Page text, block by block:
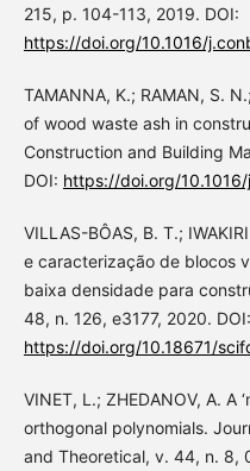
215, p. 104-113, 2019. DOI:
https://doi.org/10.1016/
TAMANNA, K.; RAMAN, S.
of wood waste ash in
Construction and Building
DOI: https://doi.org/
VILLAS-BÔAS, B. T.;
e caracterização de blocos
baixa densidade para
48, n. 126, e3177, 2020. DOI:
https://doi.org/10.18671/
VINET, L.; ZHEDANOV, A. A
orthogonal polynomials.
and Theoretical, v. 44, n. 8,